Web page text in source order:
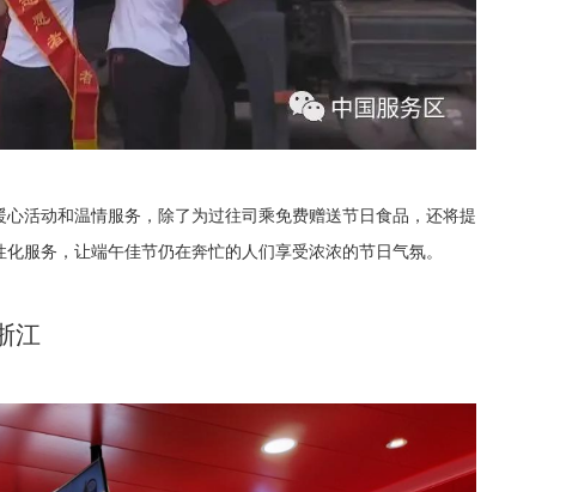
活动和温情服务，除了为过往司乘免费赠送节日食品，还将提
服务，让端午佳节仍在奔忙的人们享受浓浓的节日气氛。
江